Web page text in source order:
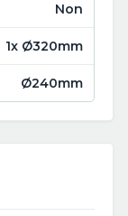
Non
1x Ø320mm
Ø240mm